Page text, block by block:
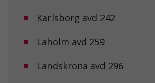
Karlsborg avd 242
Laholm avd 259
Landskrona avd 296